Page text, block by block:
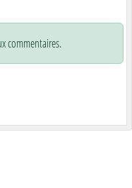
commentaires.